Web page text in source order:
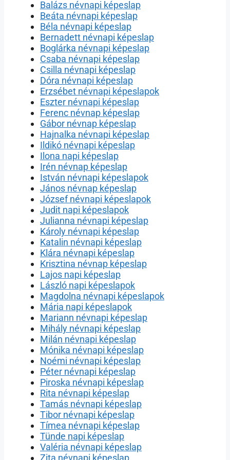
Balázs névnapi képeslap
Beáta névnapi képeslap
Béla névnapi képeslap
Bernadett névnapi képeslap
Boglárka névnapi képeslap
Csaba névnapi képeslap
Csilla névnapi képeslap
Dóra névnapi képeslap
Erzsébet névnapi képeslapok
Eszter névnapi képeslap
Ferenc névnap képeslap
Gábor névnap képeslap
Hajnalka névnapi képeslap
Ildikó névnapi képeslap
Ilona napi képeslap
Irén névnap képeslap
István névnapi képeslapok
János névnap képeslap
József névnapi képeslapok
Judit napi képeslapok
Julianna névnapi képeslap
Károly névnapi képeslap
Katalin névnapi képeslap
Klára névnapi képeslap
Krisztina névnap képeslap
Lajos napi képeslap
László napi képeslapok
Magdolna névnapi képeslapok
Mária napi képeslapok
Mariann névnapi képeslap
Mihály névnapi képeslap
Milán névnapi képeslap
Mónika névnapi képeslap
Noémi névnapi képeslap
Péter névnapi képeslap
Piroska névnapi képeslap
Rita névnapi képeslap
Tamás névnapi képeslap
Tibor névnapi képeslap
Tímea névnapi képeslap
Tünde napi képeslap
Valéria névnapi képeslap
Zita névnapi képeslap